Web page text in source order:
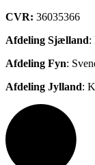
CVR: 36035366
Afdeling Sjælland:
Afdeling Fyn:
Afdeling Jylland: